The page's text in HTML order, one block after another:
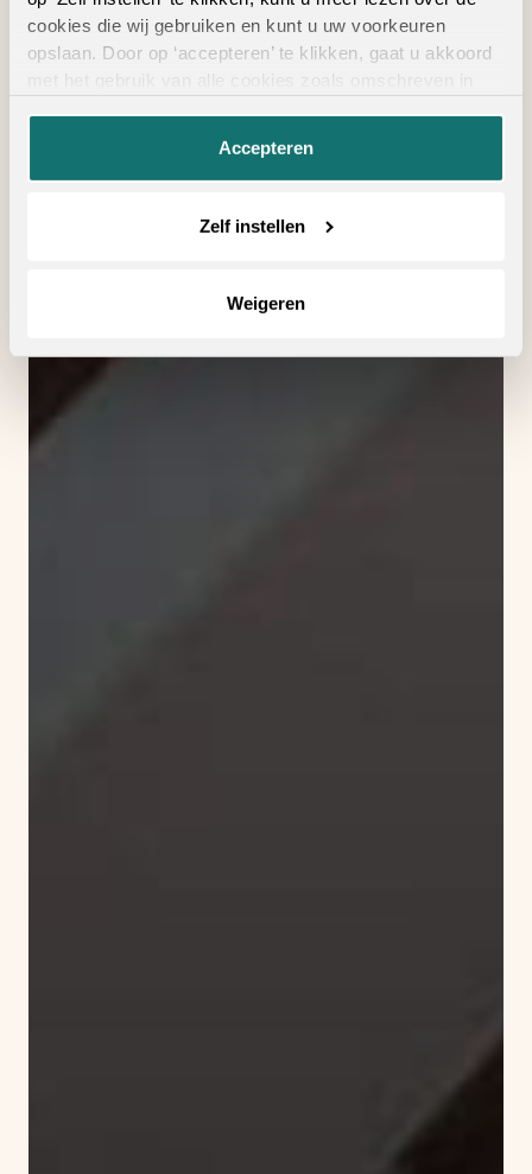
cookies die wij gebruiken en kunt u uw voorkeuren
opslaan. Door op ‘accepteren’ te klikken, gaat u akkoord
Accepteren
Zelf instellen
Weigeren